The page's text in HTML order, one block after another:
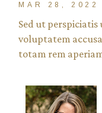
MAR 28, 2022
Sed ut
voluptatem
totam rem